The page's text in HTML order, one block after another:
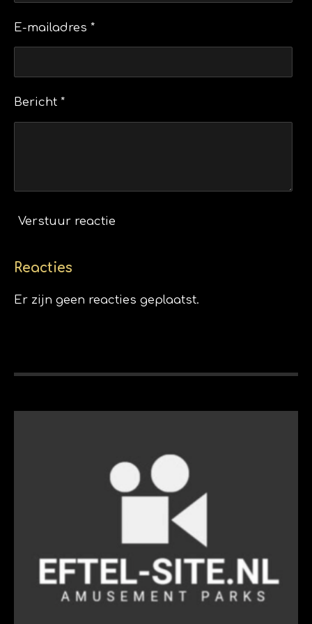
E-mailadres *
Bericht *
Verstuur reactie
Reacties
Er zijn geen reacties geplaatst.